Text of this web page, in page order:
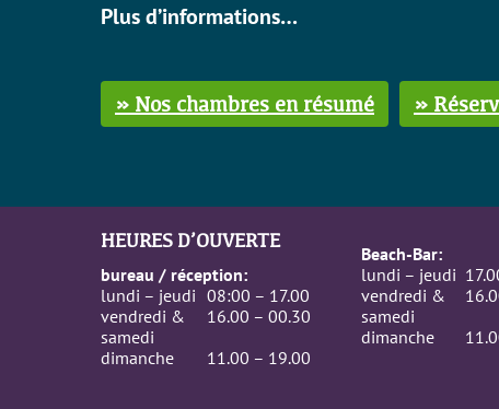
Plus d’informations…
» Nos chambres en résumé »
HEURES D’OUVERTE
bureau / réception:
lundi – jeudi 08:00 – 17.00
vendredi &
samedi
16.00 – 00.30
dimanche
11.00 – 19.00
Beach-Bar:
lundi – jeudi
vendredi &
samedi
dimanche